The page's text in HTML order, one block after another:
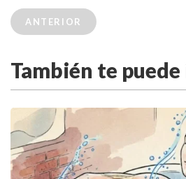
ANTERIOR
También te